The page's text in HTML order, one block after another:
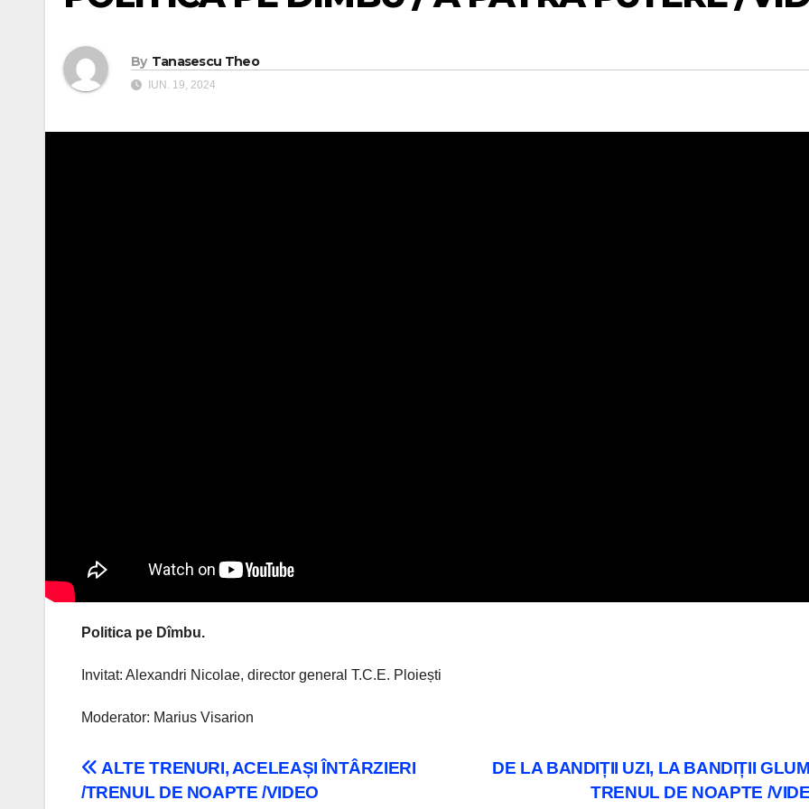
By Tanasescu Theo
IUN. 19, 2024
Politica pe Dîmbu.
Invitat: Alexandri Nicolae, director general T.C.E. Ploiești
Moderator: Marius Visarion
Navigare
DE LA BANDIȚII UZI, LA BANDIȚII
TRENUL DE NOAPTE /
ALTE TRENURI, ACELEAȘI ÎNTÂRZIERI
/TRENUL DE NOAPTE /VIDEO